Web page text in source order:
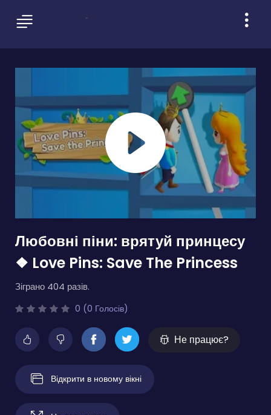
Любовні піни: врятуй принцесу
❖ Love Pins: Save The Princess
Зіграно 404 разів.
0 (0 Голосів)
Не працює?
Відкрити в новому вікні